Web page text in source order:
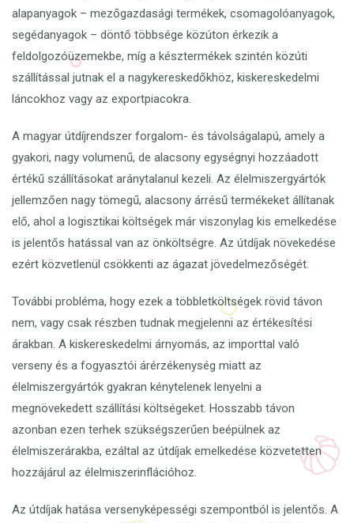
alapanyagok – mezőgazdasági termékek, csomagolóanyagok,
segédanyagok – döntő többsége közúton érkezik a
feldolgozóüzemekbe, míg a késztermékek szintén közúti
szállítással jutnak el a nagykereskedőkhöz, kiskereskedelmi
láncokhoz vagy az exportpiacokra.
A magyar útdíjrendszer forgalom- és távolságalapú, amely a
gyakori, nagy volumenű, de alacsony egységnyi hozzáadott
értékű szállításokat aránytalanul kezeli. Az élelmiszergyártók
jellemzően nagy tömegű, alacsony árrésű termékeket állítanak
elő, ahol a logisztikai költségek már viszonylag kis emelkedése
is jelentős hatással van az önköltségre. Az útdíjak növekedése
ezért közvetlenül csökkenti az ágazat jövedelmezőségét.
További probléma, hogy ezek a többletköltségek rövid távon
nem, vagy csak részben tudnak megjelenni az értékesítési
árakban. A kiskereskedelmi árnyomás, az importtal való
verseny és a fogyasztói árérzékenység miatt az
élelmiszergyártók gyakran kénytelenek lenyelni a
megnövekedett szállítási költségeket. Hosszabb távon
azonban ezen terhek szükségszerűen beépülnek az
élelmiszerárakba, ezáltal az útdíjak emelkedése közvetetten
hozzájárul az élelmiszerinflációhoz.
Az útdíjak hatása versenyképességi szempontból is jelentős. A